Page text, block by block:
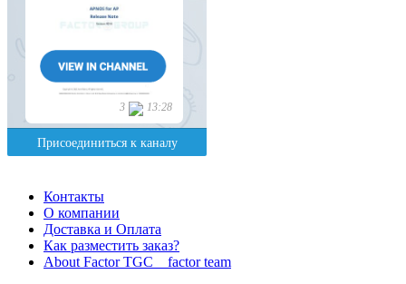
Контакты
О компании
Доставка и Оплата
Как разместить заказ?
About Factor TGC _ factor team